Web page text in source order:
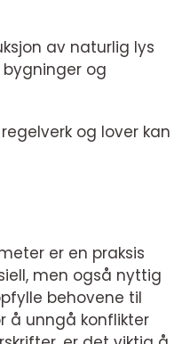
av naturlig lys
bygninger og
og lover kan
er en praksis
men også nyttig
behovene til
å unngå konflikter